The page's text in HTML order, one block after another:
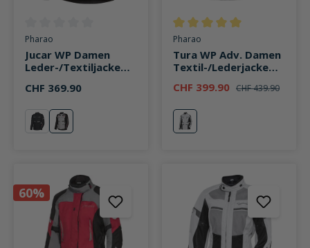
Durchschnittliche Bewertung von 0 von 5 Sternen
Pharao
Jucar WP Damen
Leder-/Textiljacke
CHF 369.90
schwarzschwarz/grau
Durchschnittliche Bewertung
Pharao
Tura WP Adv. Damen
Textil-/Lederjacke
CHF 399.90 CHF 439.90
grau
60%